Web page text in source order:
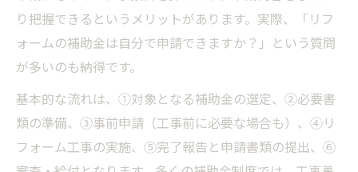
り把握できるというメリットがあります。実際、「リフ
ォームの補助金は自分で申請できますか？」という質問
が多いのも納得です。
基本的な流れは、①対象となる補助金の選定、②必要書
類の準備、③事前申請（工事前に必要な場合も）、④リ
フォーム工事の実施、⑤完了報告と申請書類の提出、⑥